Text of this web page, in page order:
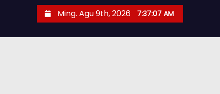
Ming. Agu 9th, 2026 7:37:08 AM